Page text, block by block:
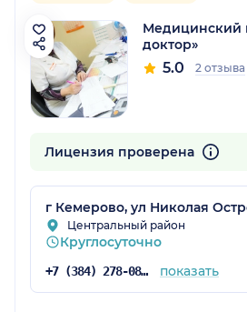
Медицинский
доктор»
5.0 2 отзыва
Лицензия проверена
г Кемерово, ул Николая
Центральный район
Круглосуточно
+7 (384) 278-08-78 показать